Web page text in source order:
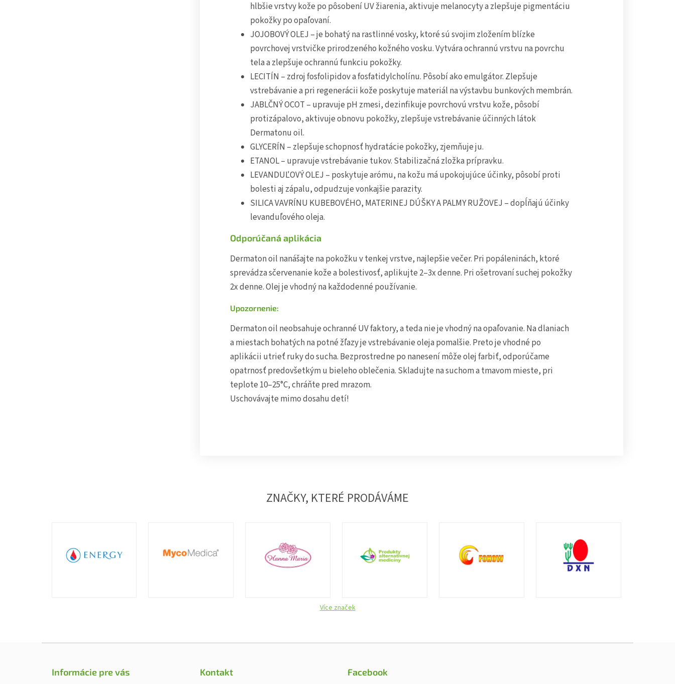
hlbšie vrstvy kože po pôsobení UV žiarenia, aktivuje melanocyty a zlepšuje pigmentáciu
pokožky po opaľovaní.
JOJOBOVÝ OLEJ – je bohatý na rastlinné vosky, ktoré sú svojim zložením blízke
povrchovej vrstvičke prirodzeného kožného vosku. Vytvára ochrannú vrstvu na povrchu
tela a zlepšuje ochrannú funkciu pokožky.
LECITÍN – zdroj fosfolipidov a fosfatidylcholínu. Pôsobí ako emulgátor. Zlepšuje
vstrebávanie a pri regenerácii kože poskytuje materiál na výstavbu bunkových membrán.
JABLČNÝ OCOT – upravuje pH zmesi, dezinfikuje povrchovú vrstvu kože, pôsobí
protizápalovo, aktivuje obnovu pokožky, zlepšuje vstrebávanie účinných látok
Dermatonu oil.
GLYCERÍN – zlepšuje schopnosť hydratácie pokožky, zjemňuje ju.
ETANOL – upravuje vstrebávanie tukov. Stabilizačná zložka prípravku.
LEVANDUĽOVÝ OLEJ – poskytuje arómu, na kožu má upokojujúce účinky, pôsobí proti
bolesti aj zápalu, odpudzuje vonkajšie parazity.
SILICA VAVRÍNU KUBEBOVÉHO, MATERINEJ DÚŠKY A PALMY RUŽOVEJ – dopĺňajú účinky
levanduľového oleja.
Odporúčaná aplikácia
Dermaton oil nanášajte na pokožku v tenkej vrstve, najlepšie večer. Pri popáleninách, ktoré
sprevádza sčervenanie kože a bolestivosť, aplikujte 2–3x denne. Pri ošetrovaní suchej pokožky
2x denne. Olej je vhodný na každodenné používanie.
Upozornenie:
Dermaton oil neobsahuje ochranné UV faktory, a teda nie je vhodný na opaľovanie. Na dlaniach
a miestach bohatých na potné žľazy je vstrebávanie oleja pomalšie. Preto je vhodné po
aplikácii utrieť ruky do sucha. Bezprostredne po nanesení môže olej farbiť, odporúčame
opatrnosť predovšetkým u bieleho oblečenia. Skladujte na suchom a tmavom mieste, pri
teplote 10–25°C, chráňte pred mrazom.
Uschovávajte mimo dosahu detí!
ZNAČKY, KTERÉ PRODÁVÁME
Více značek
Informácie pre vás Kontakt Facebook